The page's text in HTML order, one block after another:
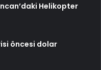
Helikopter
öncesi dolar